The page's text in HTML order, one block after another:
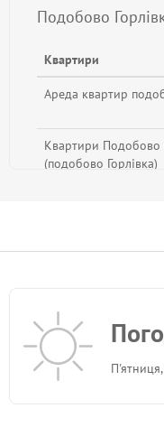
Подобово
Квартири
Ареда квартир
Квартири Подобово
(подобово Горлівка)
2 кімнатна
Горлівка)
Шукайте квартиру на
(подобово Горлівка)